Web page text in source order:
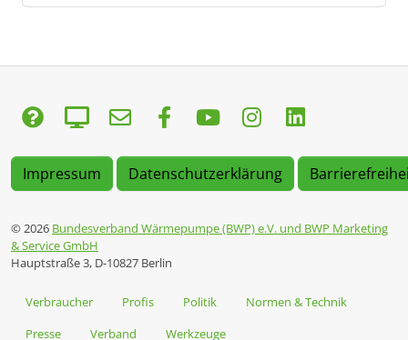
Impressum Datenschutzerklärung
© 2026 Bundesverband Wärmepumpe (BWP) e.V. und BWP Marketing
& Service GmbH
Hauptstraße 3, D-10827 Berlin
Verbraucher Profis Politik
Normen & Technik
Presse
Verband Werkzeuge